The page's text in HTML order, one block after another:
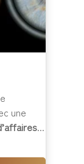
une
...